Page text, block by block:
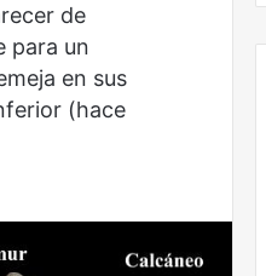
de
para un
en sus
(hace